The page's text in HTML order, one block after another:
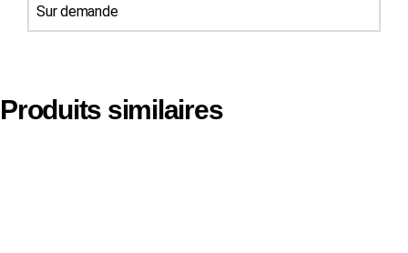
Sur demande
Produits similaires